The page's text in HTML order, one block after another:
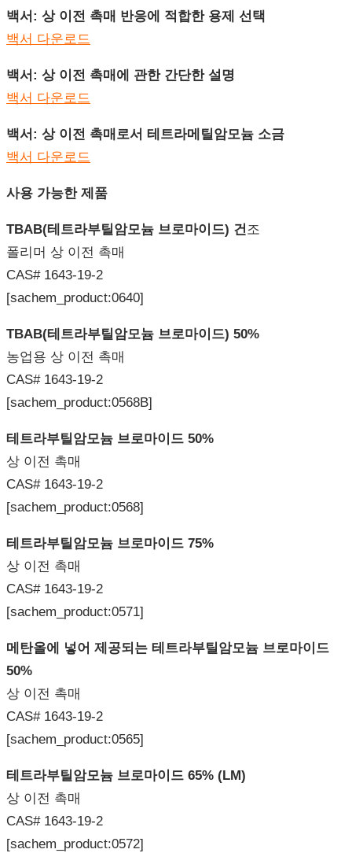
백서 : 상 이전 촉매 반응에 적합한 용제 선택
백서 다운로드
백서 : 상 이전 촉매에 관한 간단한 설명
백서 다운로드
백서 : 상 이전 촉매로서 테트라메틸암모늄 소금
백서 다운로드
사용 가능한 제품
TBAB(테트라부틸암모늄 브로마이드) 건조
폴리머 상 이전 촉매
CAS# 1643-19-2
[sachem_product:0640]
TBAB(테트라부틸암모늄 브로마이드) 50%
농업용 상 이전 촉매
CAS# 1643-19-2
[sachem_product:0568B]
테트라부틸암모늄 브로마이드 50%
상 이전 촉매
CAS# 1643-19-2
[sachem_product:0568]
테트라부틸암모늄 브로마이드 75%
상 이전 촉매
CAS# 1643-19-2
[sachem_product:0571]
메탄올에 넣어 제공되는 테트라부틸암모늄 브로마이드
50%
상 이전 촉매
CAS# 1643-19-2
[sachem_product:0565]
테트라부틸암모늄 브로마이드 65% (LM)
상 이전 촉매
CAS# 1643-19-2
[sachem_product:0572]